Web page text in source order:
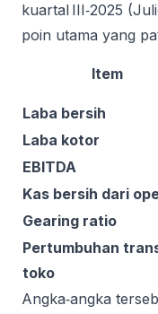
kuartal III‑2025
poin utama yang
Item
Laba bersih
Laba kotor
EBITDA
Kas bersih dari
Gearing ratio
Pertumbuhan
toko
Angka‑angka